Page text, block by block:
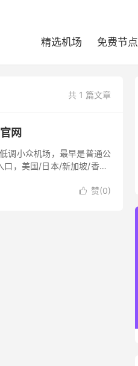
精选机场 免费节点
共 1 篇文章
网
调小众机场，最早是普通公
，美国/日本/新加坡/香港/
 赞(0)